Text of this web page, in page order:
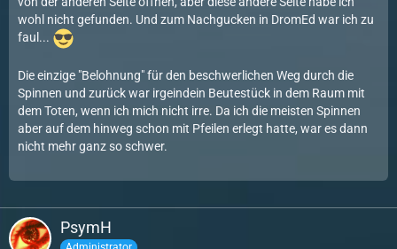
wohl nicht gefunden. Und zum Nachgucken in DromEd war ich zu
faul...
Die einzige "Belohnung" für den beschwerlichen Weg durch die
Spinnen und zurück war irgeindein Beutestück in dem Raum mit
dem Toten, wenn ich mich nicht irre. Da ich die meisten Spinnen
aber auf dem hinweg schon mit Pfeilen erlegt hatte, war es dann
nicht mehr ganz so schwer.
PsymH